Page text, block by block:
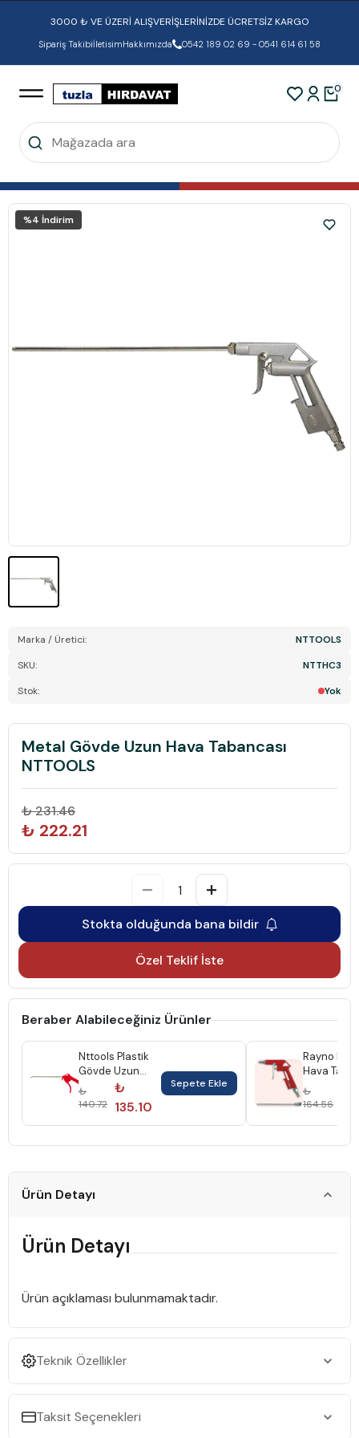
3000 ₺ VE ÜZERİ ALIŞVERİŞLERİNİZDE ÜCRETSİZ KARGO
Sipariş TakibiİletisimHakkımızda 0542 189 02 69 - 0541 614 61 58
0
%4 İndirim
Marka / Üretici:
NTTOOLS
SKU:
NTTHC3
Stok:
Yok
Metal Gövde Uzun Hava Tabancası
NTTOOLS
₺ 231.46
₺ 222.21
Stokta olduğunda bana bildir
Özel Teklif İste
Beraber Alabileceğiniz Ürünler
Nttools Plastik
Gövde Uzun
Hava Tabancası
Ntthp3
₺
140.72
₺
135.10
Sepete Ekle
Rayno
Hava
Uzun/Kısa
(Yedek
Kısa Hem
Uzun
₺
164.56
Ürün Detayı
Ürün Detayı
Ürün açıklaması bulunmamaktadır.
Teknik Özellikler
Taksit Seçenekleri